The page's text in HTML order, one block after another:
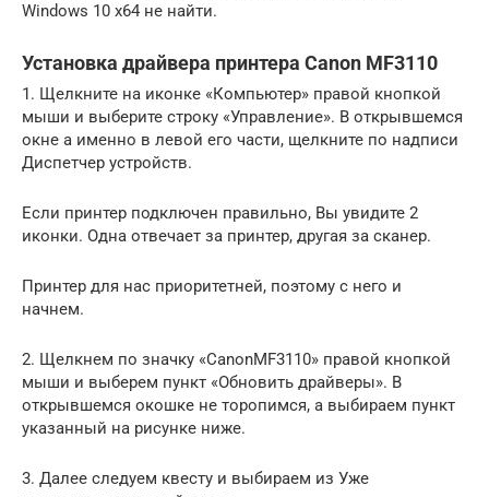
Windows 10 x64 не найти.
Установка драйвера принтера Canon MF3110
1. Щелкните на иконке «Компьютер» правой кнопкой
мыши и выберите строку «Управление». В открывшемся
окне а именно в левой его части, щелкните по надписи
Диспетчер устройств.
Если принтер подключен правильно, Вы увидите 2
иконки. Одна отвечает за принтер, другая за сканер.
Принтер для нас приоритетней, поэтому с него и
начнем.
2. Щелкнем по значку «CanonMF3110» правой кнопкой
мыши и выберем пункт «Обновить драйверы». В
открывшемся окошке не торопимся, а выбираем пункт
указанный на рисунке ниже.
3. Далее следуем квесту и выбираем из Уже